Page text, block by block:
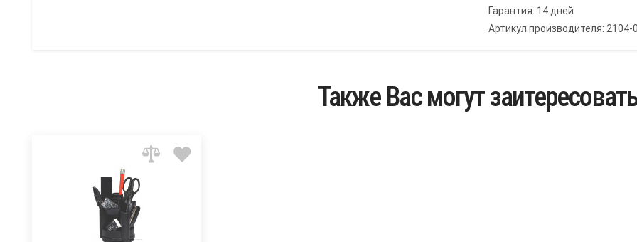
Гарантия: 14 дней
Артикул производителя: 2104-
Также Вас могут заитересовать